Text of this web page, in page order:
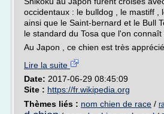
occidentaux : le bulldog , le mastiff ,
ainsi que le Saint-bernard et le Bull
le standard du Tosa que l'on connaît
Au Japon , ce chien est très apprécié
Lire la suite
Date: 2017-06-29 08:45:09
Site : https://fr.wikipedia.org
Thèmes liés : nom chien de race /